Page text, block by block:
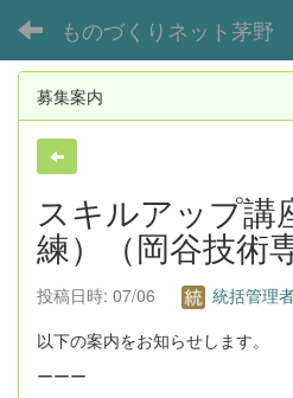
ものづくりネット茅野
募集案内
スキルアップ講
練）（岡谷技術
投稿日時: 07/06
統括管理
以下の案内をお知らせします。
ーーー